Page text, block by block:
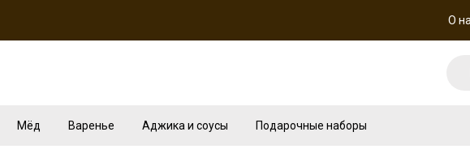
О
Мёд Варенье Аджика и соусы Подарочные наборы